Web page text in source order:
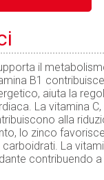
il
B1
aiuta la
La vitamina
alla
lo zinco
La
contribuendo